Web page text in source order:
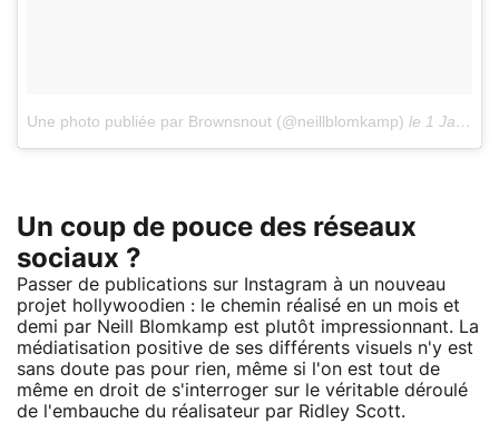
Une photo publiée par Brownsnout (@neillblomkamp) le 1 Janv. 2015 à 20h49 PST
Un coup de pouce des réseaux
sociaux ?
Passer de publications sur Instagram à un nouveau
projet hollywoodien : le chemin réalisé en un mois et
demi par Neill Blomkamp est plutôt impressionnant. La
médiatisation positive de ses différents visuels n'y est
sans doute pas pour rien, même si l'on est tout de
même en droit de s'interroger sur le véritable déroulé
de l'embauche du réalisateur par Ridley Scott.